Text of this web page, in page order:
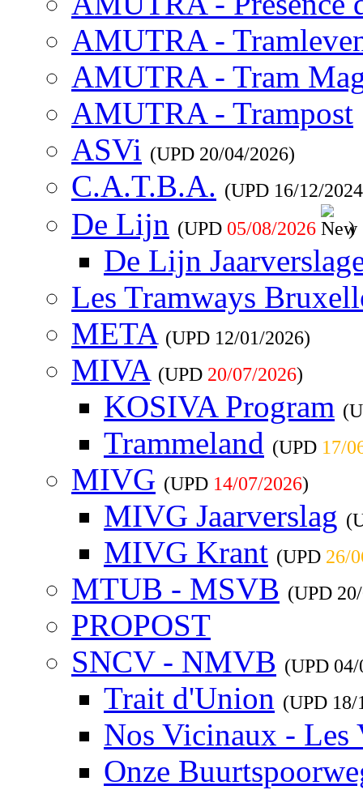
AMUTRA -
AMUTRA - Tram
AMUTRA - Trampost
ASVi (UPD 20/04/2026)
C.A.T.B.A. (UPD 16/12/2024
De Lijn (UPD 05/08/2026 )
De Lijn
Les Tramways
META (UPD 12/01/2026)
MIVA (UPD 20/07/2026)
KOSIVA Program
Trammeland (UPD 17/
MIVG (UPD 14/07/2026)
MIVG Jaarverslag
MIVG Krant (UPD 26/
MTUB - MSVB (UPD
PROPOST
SNCV - NMVB (UPD
Trait d'Union (UPD 18/
Nos Vicinaux - Les
Onze